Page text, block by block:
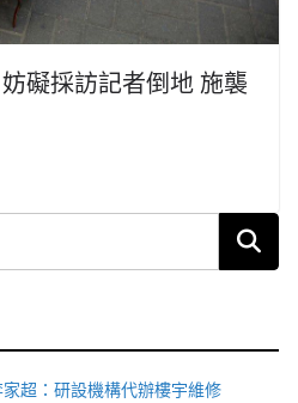
礙採訪記者倒地 施襲
超：研設機構代辦樓宇維修